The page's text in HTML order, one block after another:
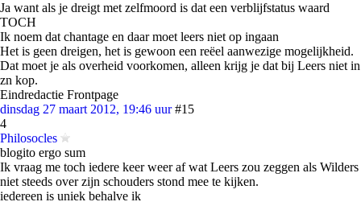
Ja want als je dreigt met zelfmoord is dat een verblijfstatus waard
TOCH
Ik noem dat chantage en daar moet leers niet op ingaan
Het is geen dreigen, het is gewoon een reëel aanwezige mogelijkheid.
Dat moet je als overheid voorkomen, alleen krijg je dat bij Leers niet in
zn kop.
Eindredactie Frontpage
dinsdag 27 maart 2012, 19:46 uur #15
4
Philosocles
blogito ergo sum
Ik vraag me toch iedere keer weer af wat Leers zou zeggen als Wilders
niet steeds over zijn schouders stond mee te kijken.
iedereen is uniek behalve ik